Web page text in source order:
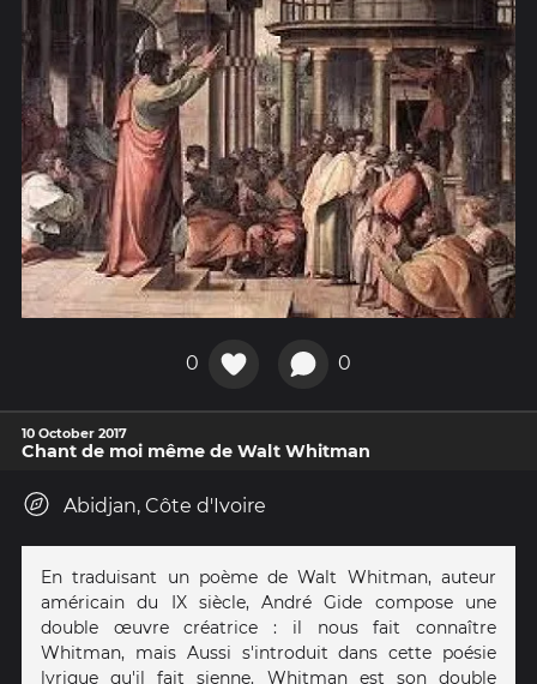
0 0
10 October 2017
Chant de moi même de Walt Whitman
Abidjan, Côte d'Ivoire
En traduisant un poème de Walt Whitman, auteur
américain du IX siècle, André Gide compose une
double œuvre créatrice : il nous fait connaître
Whitman, mais Aussi s'introduit dans cette poésie
lyrique qu'il fait sienne. Whitman est son double